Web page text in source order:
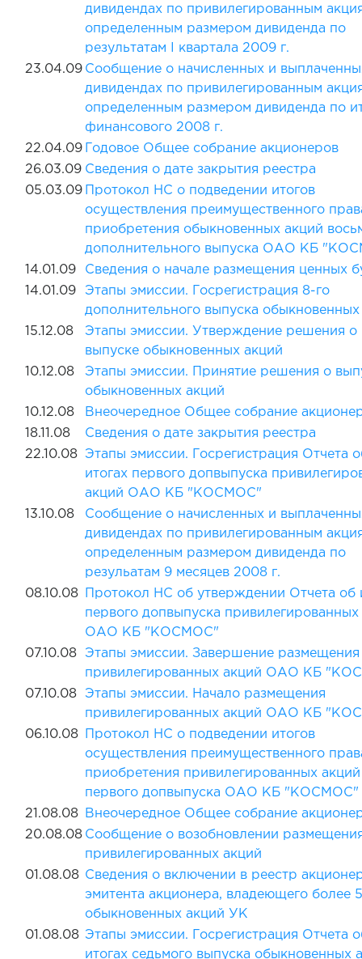
дивидендах по привилегированным
определенным размером дивиденда по
результатам I квартала 2009 г.
23.04.09 Сообщение о начисленных и
дивидендах по привилегированным
определенным размером дивиденда по
финансового 2008 г.
22.04.09
Годовое Общее собрание акционеров
26.03.09 Сведения о дате закрытия реестра
05.03.09
Протокол НС о подведении итогов
осуществления преимущественного
приобретения обыкновенных акций
дополнительного выпуска ОАО КБ
14.01.09
Сведения о начале размещения ценных
14.01.09
Этапы эмиссии. Госрегистрация 8-го
дополнительного выпуска обыкновенных
15.12.08
Этапы эмиссии. Утверждение решения о
выпуске обыкновенных акций
10.12.08
Этапы эмиссии. Принятие решения о
обыкновенных акций
10.12.08
Внеочередное Общее собрание
18.11.08
Сведения о дате закрытия реестра
22.10.08 Этапы эмиссии. Госрегистрация Отчета
итогах первого допвыпуска
акций ОАО КБ "КОСМОС"
13.10.08
Сообщение о начисленных и
дивидендах по привилегированным
определенным размером дивиденда по
резульатам 9 месяцев 2008 г.
08.10.08
Протокол НС об утверждении Отчета об
первого допвыпуска привилегированных
ОАО КБ "КОСМОС"
07.10.08
Этапы эмиссии. Завершение размещения
привилегированных акций ОАО КБ
07.10.08
Этапы эмиссии. Начало размещения
привилегированных акций ОАО КБ
06.10.08
Протокол НС о подведении итогов
осуществления преимущественного
приобретения привилегированных акций
первого допвыпуска ОАО КБ "КОСМОС"
21.08.08
Внеочередное Общее собрание
20.08.08 Сообщение о возобновлении
привилегированных акций
01.08.08 Сведения о включении в реестр
эмитента акционера, владеющего более
обыкновенных акций УК
01.08.08 Этапы эмиссии. Госрегистрация Отчета
итогах седьмого выпуска обыкновенных